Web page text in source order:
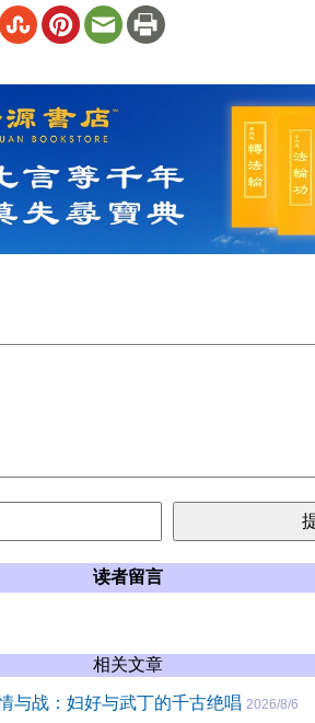
读者留言
相关文章
与战：妇好与武丁的千古绝唱 2026/8/6